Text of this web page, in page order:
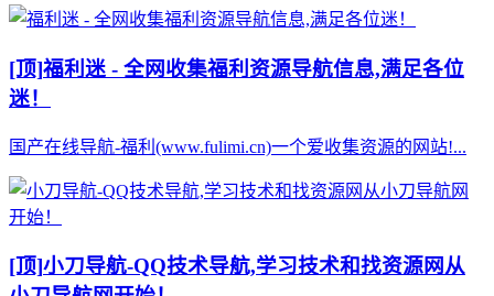
[顶]福利迷 - 全网收集福利资源导航信息,满足各位
迷！
国产在线导航-福利(www.fulimi.cn)一个爱收集资源的网站!...
[顶]小刀导航-QQ技术导航,学习技术和找资源网从